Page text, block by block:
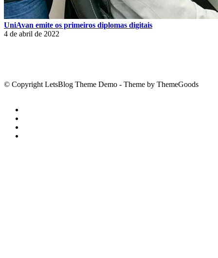
UniAvan emite os primeiros diplomas digitais
4 de abril de 2022
© Copyright LetsBlog Theme Demo - Theme by ThemeGoods